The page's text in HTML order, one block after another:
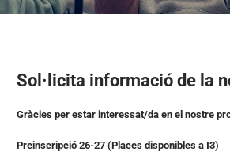
Sol·licita informació de la
Gràcies per estar interessat/da en el nostre
Preinscripció 26-27 (Places disponibles a I3)